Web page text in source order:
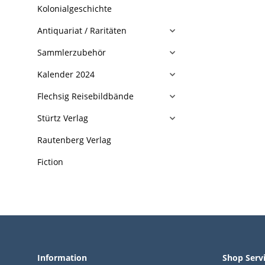
Kolonialgeschichte
Antiquariat / Raritäten
Sammlerzubehör
Kalender 2024
Flechsig Reisebildbände
Stürtz Verlag
Rautenberg Verlag
Fiction
Information Shop